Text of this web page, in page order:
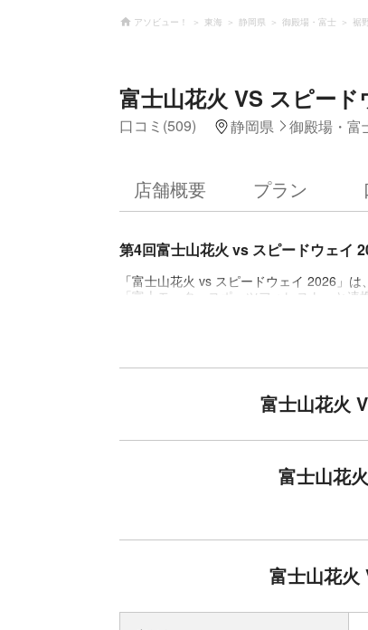
アソビュー！ 東海 静岡県 御殿場・富士 裾
富士山花火 VS スピード
口コミ(509) 静岡県 御殿場・富
店舗概要 プラン
第4回富士山花火 vs スピードウェイ
「富士山花火 vs スピードウェイ 2026」
「富士モータースポーツフォレスト」と
に“vs”と表されるに相応しい“ここだけの
各種駐車場、チケット詳細は公式ホームペ
富士山花火
富士山花
富士山花火